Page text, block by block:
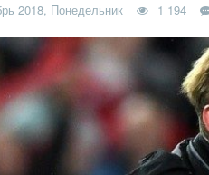
2018, Понедельник 1 194